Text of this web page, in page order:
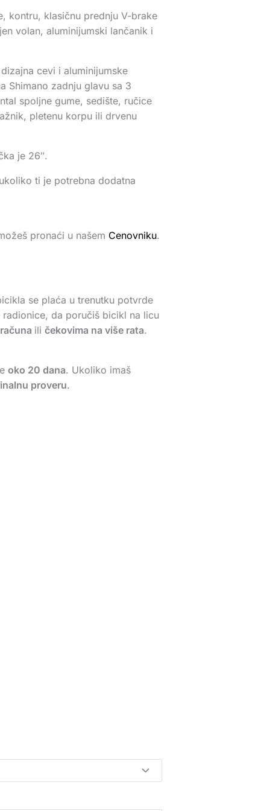
kontru, klasičnu prednju V-brake
volan, aluminijumski lančanik i
cevi i aluminijumske
Shimano zadnju glavu sa 3
spoljne gume, sedište, ručice
pletenu korpu ili drvenu
je 26″.
ti je potrebna dodatna
pronaći u našem Cenovniku.
se plaća u trenutku potvrde
da poručiš bicikl na licu
ili čekovima na više rata.
oko 20 dana. Ukoliko imaš
proveru.